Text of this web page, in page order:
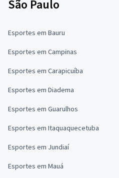
São Paulo
Esportes em Bauru
Esportes em Campinas
Esportes em Carapicuíba
Esportes em Diadema
Esportes em Guarulhos
Esportes em Itaquaquecetuba
Esportes em Jundiaí
Esportes em Mauá